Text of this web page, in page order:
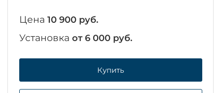
Цена 10 900 руб.
Установка от 6 000 руб.
Купить